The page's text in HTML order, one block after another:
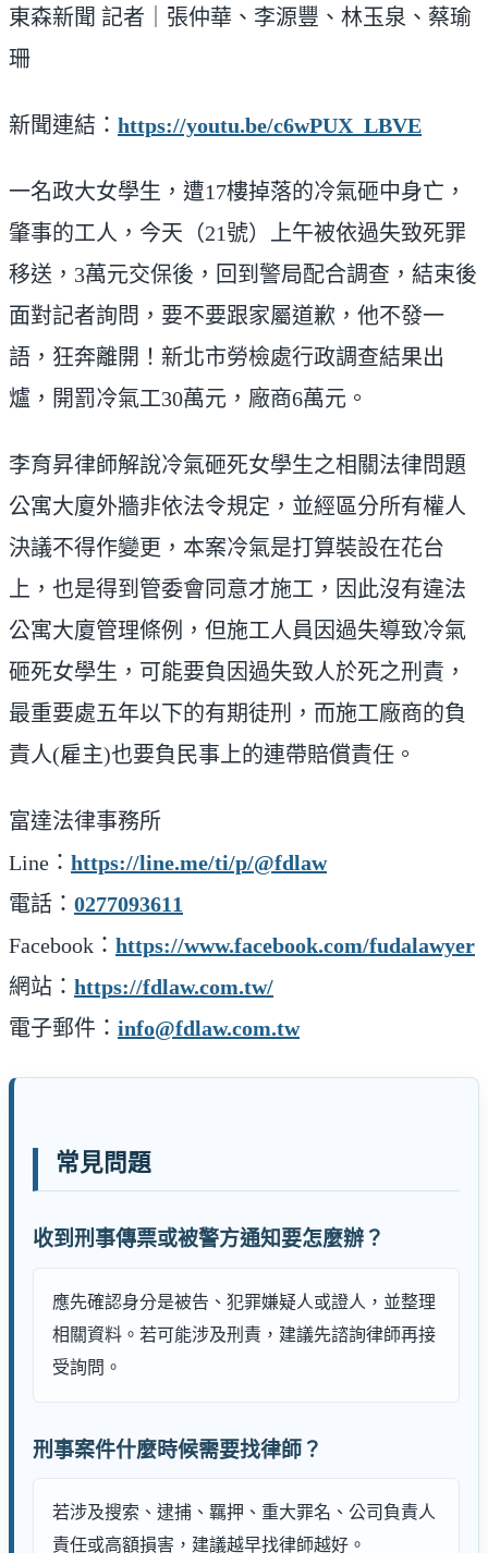
東森新聞 記者｜張仲華、李源豐、林玉泉、蔡瑜
珊
新聞連結： https://youtu.be/c6wPUX_LBVE
一名政大女學生，遭17樓掉落的冷氣砸中身亡，
肇事的工人，今天（21號）上午被依過失致死罪
移送，3萬元交保後，回到警局配合調查，結束後
面對記者詢問，要不要跟家屬道歉，他不發一
語，狂奔離開！新北市勞檢處行政調查結果出
爐，開罰冷氣工30萬元，廠商6萬元。
李育昇律師解說冷氣砸死女學生之相關法律問題
公寓大廈外牆非依法令規定，並經區分所有權人
決議不得作變更，本案冷氣是打算裝設在花台
上，也是得到管委會同意才施工，因此沒有違法
公寓大廈管理條例，但施工人員因過失導致冷氣
砸死女學生，可能要負因過失致人於死之刑責，
最重要處五年以下的有期徒刑，而施工廠商的負
責人(雇主)也要負民事上的連帶賠償責任。
富達法律事務所
Line： https://line.me/ti/p/@fdlaw
電話： 0277093611
Facebook： https://www.facebook.com/fudalawyer
網站： https://fdlaw.com.tw/
電子郵件： info@fdlaw.com.tw
常見問題
收到刑事傳票或被警方通知要怎麼辦？
應先確認身分是被告、犯罪嫌疑人或證人，並整理
相關資料。若可能涉及刑責，建議先諮詢律師再接
受詢問。
刑事案件什麼時候需要找律師？
若涉及搜索、逮捕、羈押、重大罪名、公司負責人
責任或高額損害，建議越早找律師越好。